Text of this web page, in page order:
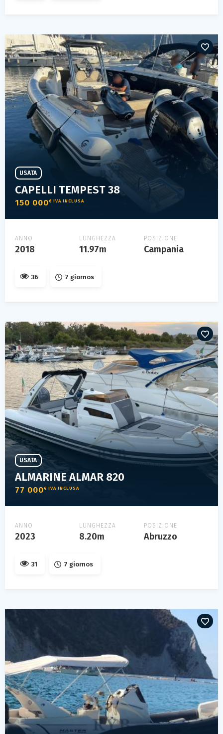
CAPELLI TEMPEST 38
150 000€ IVA INCLUSA
USATA
ANNO
2018
LUNGHEZZA
11.97m
POSIZIONE
Campania
36 7 giornos
ALMARINE ALMAR 820
77 000€ IVA INCLUSA
USATA
ANNO
2023
LUNGHEZZA
8.20m
POSIZIONE
Abruzzo
31 7 giornos